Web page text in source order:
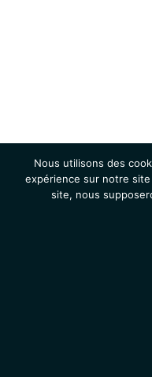
Nous utilisons des
expérience sur notre
site, nous